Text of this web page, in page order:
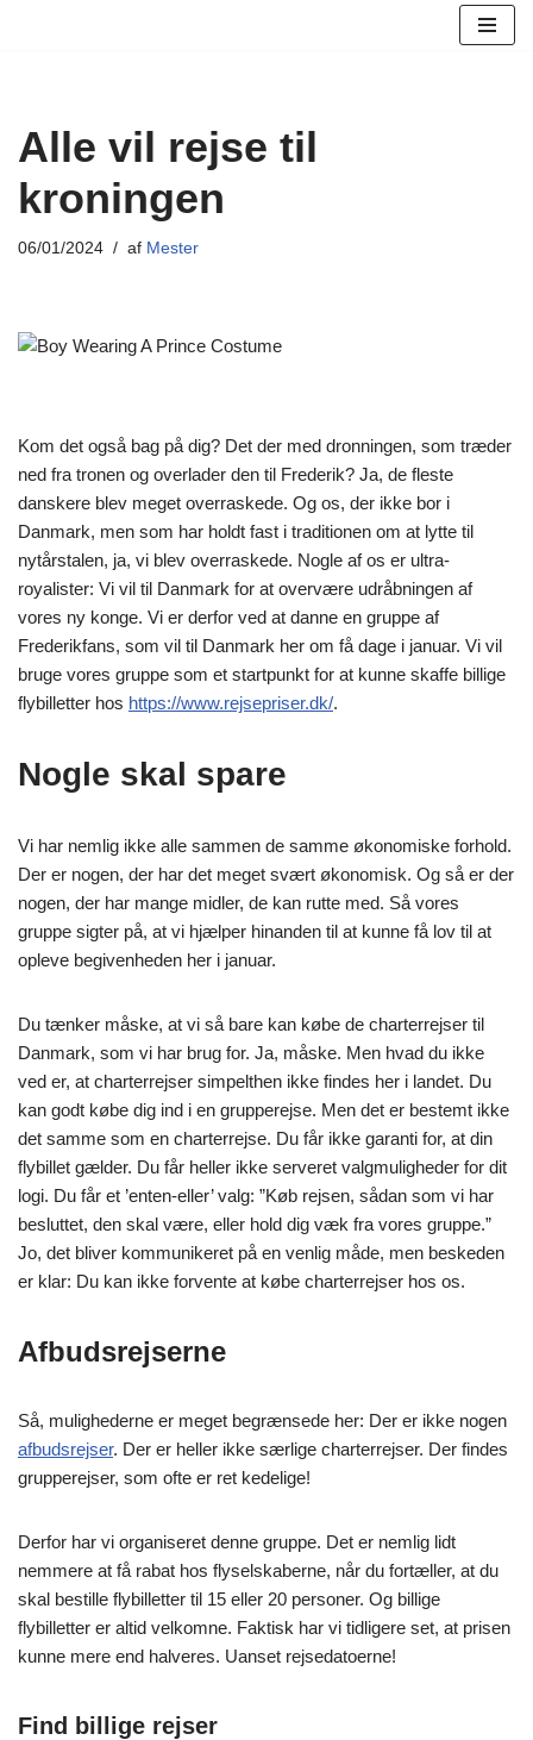
Alle vil rejse til
kroningen
06/01/2024 af Mester
Kom det også bag på dig? Det der med dronningen, som træder
ned fra tronen og overlader den til Frederik? Ja, de fleste
danskere blev meget overraskede. Og os, der ikke bor i
Danmark, men som har holdt fast i traditionen om at lytte til
nytårstalen, ja, vi blev overraskede. Nogle af os er ultra-
royalister: Vi vil til Danmark for at overvære udråbningen af
vores ny konge. Vi er derfor ved at danne en gruppe af
Frederikfans, som vil til Danmark her om få dage i januar. Vi vil
bruge vores gruppe som et startpunkt for at kunne skaffe billige
flybilletter hos https://www.rejsepriser.dk/.
Nogle skal spare
Vi har nemlig ikke alle sammen de samme økonomiske forhold.
Der er nogen, der har det meget svært økonomisk. Og så er der
nogen, der har mange midler, de kan rutte med. Så vores
gruppe sigter på, at vi hjælper hinanden til at kunne få lov til at
opleve begivenheden her i januar.
Du tænker måske, at vi så bare kan købe de charterrejser til
Danmark, som vi har brug for. Ja, måske. Men hvad du ikke
ved er, at charterrejser simpelthen ikke findes her i landet. Du
kan godt købe dig ind i en grupperejse. Men det er bestemt ikke
det samme som en charterrejse. Du får ikke garanti for, at din
flybillet gælder. Du får heller ikke serveret valgmuligheder for dit
logi. Du får et ’enten-eller’ valg: ”Køb rejsen, sådan som vi har
besluttet, den skal være, eller hold dig væk fra vores gruppe.”
Jo, det bliver kommunikeret på en venlig måde, men beskeden
er klar: Du kan ikke forvente at købe charterrejser hos os.
Afbudsrejserne
Så, mulighederne er meget begrænsede her: Der er ikke nogen
afbudsrejser. Der er heller ikke særlige charterrejser. Der findes
grupperejser, som ofte er ret kedelige!
Derfor har vi organiseret denne gruppe. Det er nemlig lidt
nemmere at få rabat hos flyselskaberne, når du fortæller, at du
skal bestille flybilletter til 15 eller 20 personer. Og billige
flybilletter er altid velkomne. Faktisk har vi tidligere set, at prisen
kunne mere end halveres. Uanset rejsedatoerne!
Find billige rejser